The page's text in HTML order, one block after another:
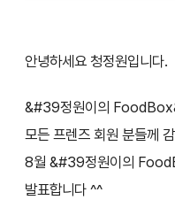
안녕하세요 청정원입니다.
&#39정원이의
모든 프렌즈 회원 분들께
8월 &#39정원이의
발표합니다 ^^